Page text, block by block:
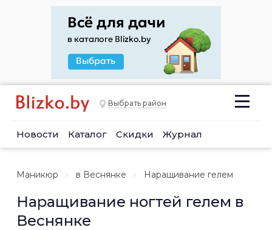
Выбрать район
Новости Каталог Скидки Журнал
Маникюр в Веснянке Наращивание гелем
Наращивание ногтей гелем в
Веснянке